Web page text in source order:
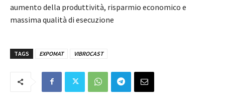
aumento della produttività, risparmio economico e
massima qualità di esecuzione
TAGS EXPOMAT VIBROCAST